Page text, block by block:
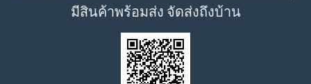
มีสินค้าพร้อมส่ง จัดส่งถึงบ้าน